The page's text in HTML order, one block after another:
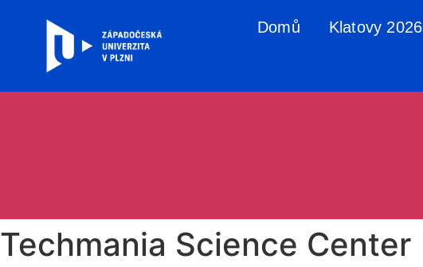
Domů Klatovy 2026
Techmania Science Center